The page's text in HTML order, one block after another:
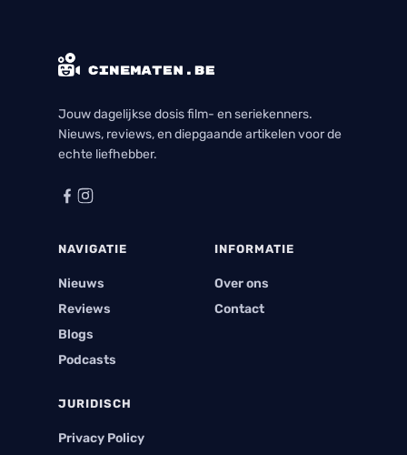
Jouw dagelijkse dosis film- en seriekenners.
Nieuws, reviews, en diepgaande artikelen voor de
echte liefhebber.
NAVIGATIE
Nieuws
Reviews
Blogs
Podcasts
INFORMATIE
Over ons
Contact
JURIDISCH
Privacy Policy